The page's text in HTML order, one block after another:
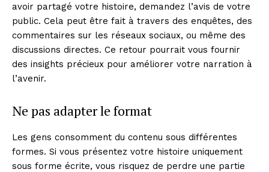
avoir partagé votre histoire, demandez l’avis de votre
public. Cela peut être fait à travers des enquêtes, des
commentaires sur les réseaux sociaux, ou même des
discussions directes. Ce retour pourrait vous fournir
des insights précieux pour améliorer votre narration à
l’avenir.
Ne pas adapter le format
Les gens consomment du contenu sous différentes
formes. Si vous présentez votre histoire uniquement
sous forme écrite, vous risquez de perdre une partie